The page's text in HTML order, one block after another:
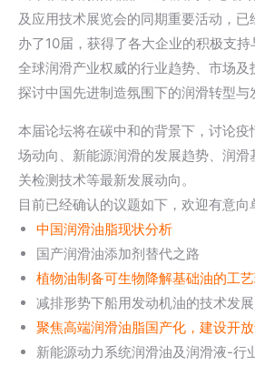
及应用技术展览会的同期重要活动，
办了10届，获得了各大企业的积极支
全球润滑产业权威的行业趋势、市场及
探讨中国先进制造氛围下的润滑转型与
本届论坛将在碳中和的背景下，讨论
场动向、新能源润滑的发展趋势、润滑
关检测技术等最新发展动向。
目前已经确认的议题如下，欢迎有意向
中国润滑油脂现状分析
国产润滑油添加剂替代之路
植物油制备可生物降解基础油的工
减排形势下船用发动机油的技术发展
聚焦高端润滑油脂国产化，建设开
新能源动力系统润滑油及润滑液-行